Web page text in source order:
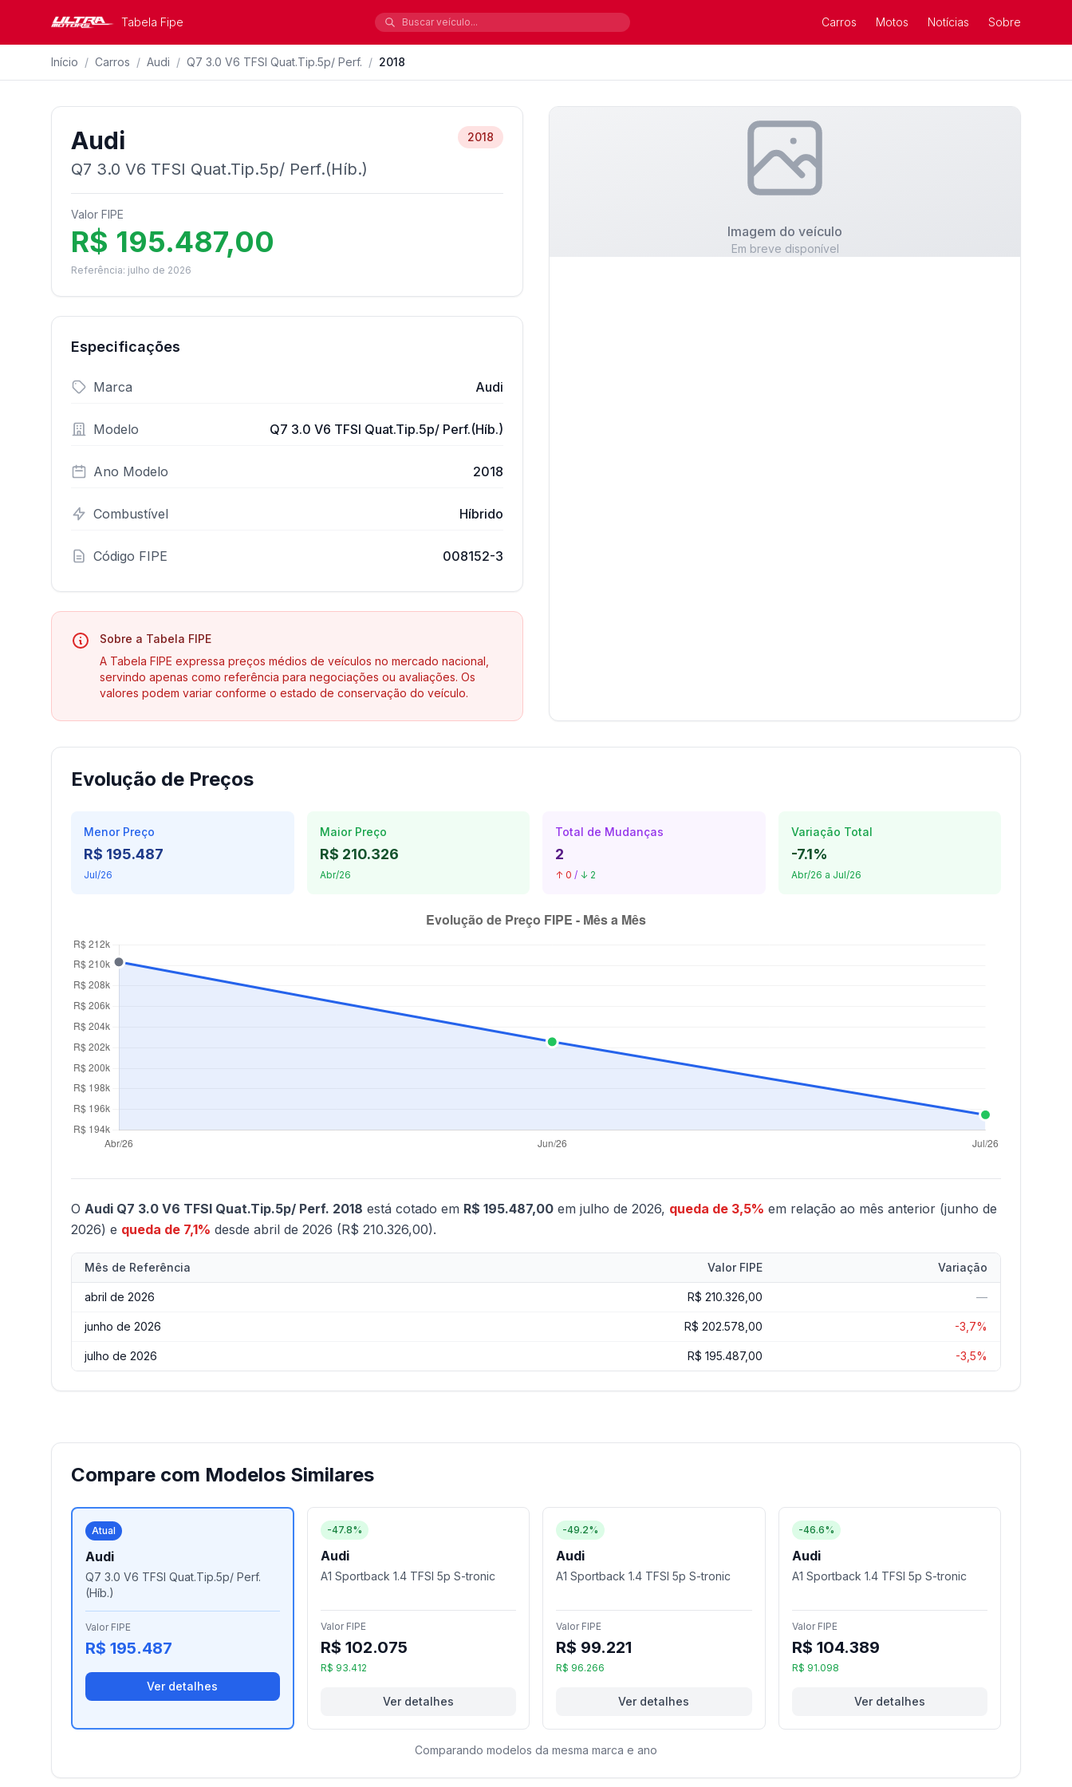
Tabela Fipe Carros Motos Notícias Sobre
Início / Carros / Audi / Q7 3.0 V6 TFSI Quat.Tip.5p/ Perf. / 2018
Audi
Q7 3.0 V6 TFSI Quat.Tip.5p/ Perf.(Híb.)
2018
Valor FIPE
R$ 195.487,00
Referência: julho de 2026
Especificações
Marca Audi
Modelo Q7 3.0 V6 TFSI Quat.Tip.5p/ Perf.(Híb.)
Ano Modelo 2018
Combustível Híbrido
Código FIPE 008152-3
Sobre a Tabela FIPE
A Tabela FIPE expressa preços médios de veículos no mercado nacional,
servindo apenas como referência para negociações ou avaliações. Os
valores podem variar conforme o estado de conservação do veículo.
Imagem do veículo
Em breve disponível
Evolução de Preços
Menor Preço
R$ 195.487
Jul/26
Maior Preço
R$ 210.326
Abr/26
Total de Mudanças
2
↑ 0 / ↓ 2
Variação Total
-7.1%
Abr/26 a Jul/26
O Audi Q7 3.0 V6 TFSI Quat.Tip.5p/ Perf. 2018 está cotado em R$ 195.487,00 em julho de 2026, queda de 3,5% em relação ao mês anterior (junho de
2026) e queda de 7,1% desde abril de 2026 (R$ 210.326,00).
Mês de Referência Valor FIPE Variação
abril de 2026 R$ 210.326,00 —
junho de 2026 R$ 202.578,00 -3,7%
julho de 2026 R$ 195.487,00 -3,5%
Compare com Modelos Similares
Atual
Audi
Q7 3.0 V6 TFSI Quat.Tip.5p/ Perf.
(Híb.)
Valor FIPE
R$ 195.487
Ver detalhes
-47.8%
Audi
A1 Sportback 1.4 TFSI 5p S-tronic
Valor FIPE
R$ 102.075
R$ 93.412
Ver detalhes
-49.2%
Audi
A1 Sportback 1.4 TFSI 5p S-tronic
Valor FIPE
R$ 99.221
R$ 96.266
Ver detalhes
-46.6%
Audi
A1 Sportback 1.4 TFSI 5p S-tronic
Valor FIPE
R$ 104.389
R$ 91.098
Ver detalhes
Comparando modelos da mesma marca e ano